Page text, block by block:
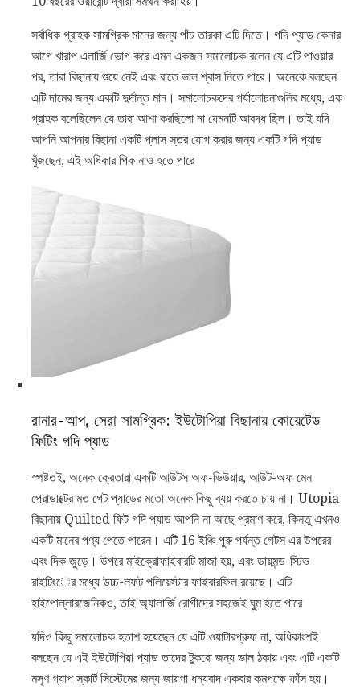
সর্বাধিক গ্রাহক সামগ্রিক মানের জন্য পাঁচ তারকা এটি দিতে। গদি প্যাড কেনার
আগে খারাপ এলার্জি ভোগ করে এমন একজন সমালোচক বলেন যে এটি পাওয়ার
পর, তারা বিছানায় শুয়ে নেই এবং রাতে ভাল শ্বাস নিতে পারে। অনেকে বলছেন
এটি দামের জন্য একটি দুর্দান্ত মান। সমালোচকদের পর্যালোচনাগুলির মধ্যে, এক
গ্রাহক বলেছিলেন যে তারা আশা করছিলো না যেমনটি আবদ্ধ ছিল। তাই যদি
আপনি আপনার বিছানা একটি প্লাস স্তর যোগ করার জন্য একটি গদি প্যাড
খুঁজছেন, এই অধিকার পিক নাও হতে পারে
রানার-আপ, সেরা সামগ্রিক: ইউটোপিয়া বিছানায় কোয়েটেড
ফিটিং গদি প্যাড
স্পষ্টতই, অনেক ক্রেতারা একটি আউটস অফ-ভিউয়ার, আউট-অফ মেন
প্রোডাক্টের মত গেট প্যাডের মতো অনেক কিছু ব্যয় করতে চায় না। Utopia
বিছানায় Quilted ফিট গদি প্যাড আপনি না আছে প্রমাণ করে, কিন্তু এখনও
একটি মানের পণ্য পেতে পারেন। এটি 16 ইঞ্চি পুরু পর্যন্ত গেটস এর উপরের
এবং দিক জুড়ে। উপরে মাইক্রোফাইবারটি মাজা হয়, এবং ডায়মন্ড-স্টিভ
রাইটিংের মধ্যে উচ্চ-লফট পলিয়েস্টার ফাইবারফিল রয়েছে। এটি
হাইপোল্লারজেনিকও, তাই অ্যালার্জি রোগীদের সহজেই ঘুম হতে পারে
যদিও কিছু সমালোচক হতাশ হয়েছেন যে এটি ওয়াটারপ্রুফ না, অধিকাংশই
বলছেন যে এই ইউটোপিয়া প্যাড তাদের টুকরো জন্য ভাল ঠকায় এবং এটি একটি
মসৃণ গ্যাপ স্কার্ট সিস্টেমের জন্য জায়গা ধন্যবাদ একবার কমপক্ষে ফাঁস হয়।